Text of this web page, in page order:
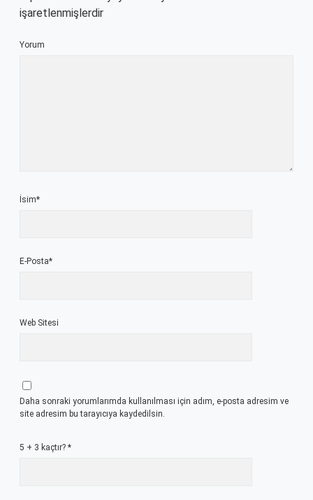
işaretlenmişlerdir
Yorum
İsim*
E-Posta*
Web Sitesi
Daha sonraki yorumlarımda kullanılması için adım, e-posta adresim ve
site adresim bu tarayıcıya kaydedilsin.
5 + 3 kaçtır? *